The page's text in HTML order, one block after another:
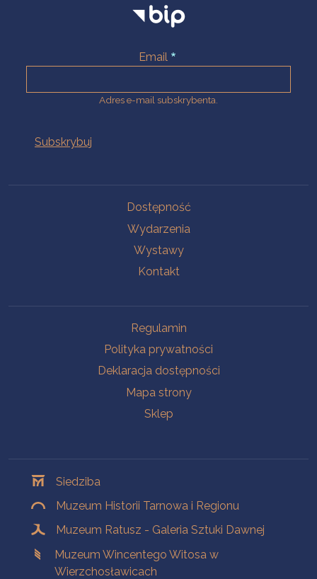
Email
Adres e-mail subskrybenta.
Dostępność
Wydarzenia
Wystawy
Kontakt
Regulamin
Polityka prywatności
Deklaracja dostępności
Mapa strony
Sklep
Siedziba
Muzeum Historii Tarnowa i Regionu
Muzeum Ratusz - Galeria Sztuki Dawnej
Muzeum Wincentego Witosa w
Wierzchosławicach